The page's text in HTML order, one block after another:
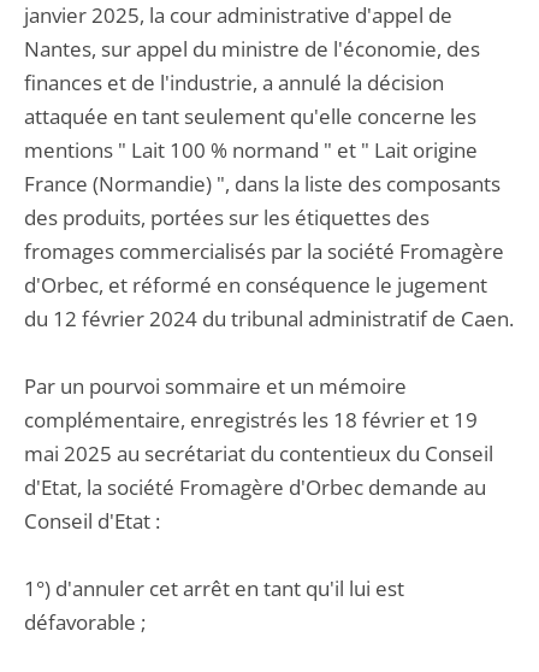
janvier 2025, la cour administrative d'appel de
Nantes, sur appel du ministre de l'économie, des
finances et de l'industrie, a annulé la décision
attaquée en tant seulement qu'elle concerne les
mentions " Lait 100 % normand " et " Lait origine
France (Normandie) ", dans la liste des composants
des produits, portées sur les étiquettes des
fromages commercialisés par la société Fromagère
d'Orbec, et réformé en conséquence le jugement
du 12 février 2024 du tribunal administratif de Caen.
Par un pourvoi sommaire et un mémoire
complémentaire, enregistrés les 18 février et 19
mai 2025 au secrétariat du contentieux du Conseil
d'Etat, la société Fromagère d'Orbec demande au
Conseil d'Etat :
1°) d'annuler cet arrêt en tant qu'il lui est
défavorable ;